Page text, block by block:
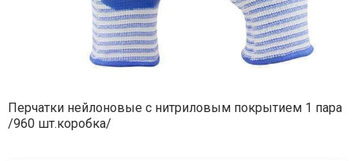
Перчатки нейлоновые с нитриловым покрытием 1 пара
/960 шт.коробка/